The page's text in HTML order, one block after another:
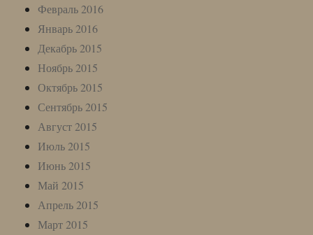
Февраль 2016
Январь 2016
Декабрь 2015
Ноябрь 2015
Октябрь 2015
Сентябрь 2015
Август 2015
Июль 2015
Июнь 2015
Май 2015
Апрель 2015
Март 2015